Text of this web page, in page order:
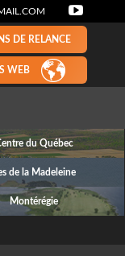
DE RELANCE
WEB
du Québec
de la Madeleine
Montérégie